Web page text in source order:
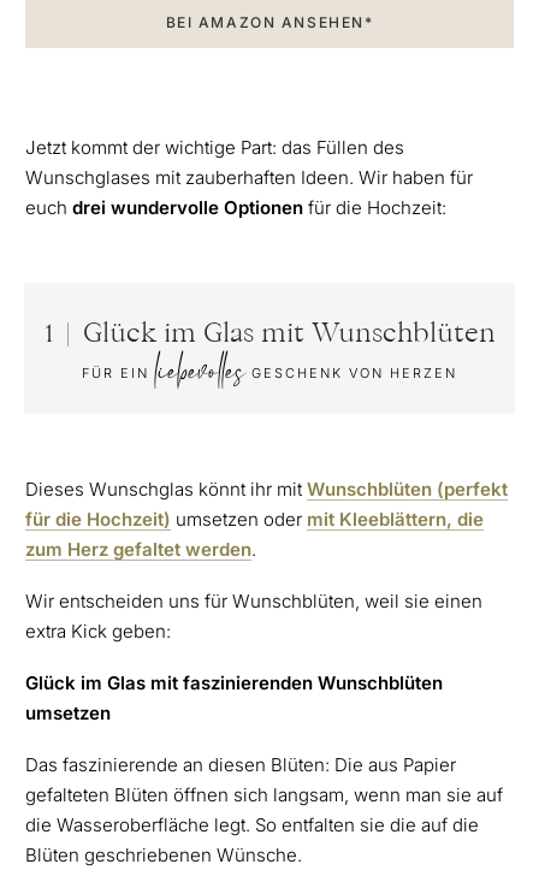
BEI AMAZON ANSEHEN*
Jetzt kommt der wichtige Part: das Füllen des
Wunschglases mit zauberhaften Ideen. Wir haben für
euch drei wundervolle Optionen für die Hochzeit:
1 | Glück im Glas mit Wunschblüten
FÜR EINliebevollesGESCHENK VON HERZEN
Dieses Wunschglas könnt ihr mit Wunschblüten (perfekt
für die Hochzeit) umsetzen oder mit Kleeblättern, die
zum Herz gefaltet werden.
Wir entscheiden uns für Wunschblüten, weil sie einen
extra Kick geben:
Glück im Glas mit faszinierenden Wunschblüten
umsetzen
Das faszinierende an diesen Blüten: Die aus Papier
gefalteten Blüten öffnen sich langsam, wenn man sie auf
die Wasseroberfläche legt. So entfalten sie die auf die
Blüten geschriebenen Wünsche.